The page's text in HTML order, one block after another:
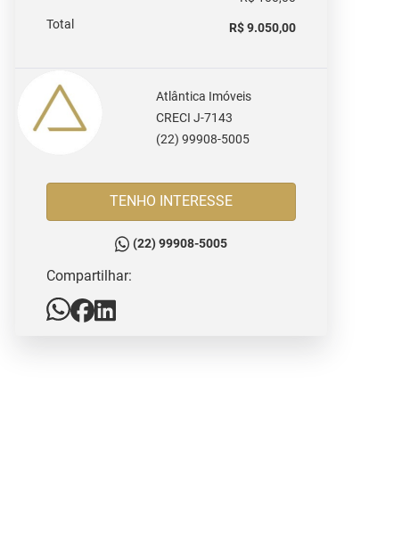
Total
R$ 9.050,00
Atlântica Imóveis
CRECI J-7143
(22) 99908-5005
TENHO INTERESSE
(22) 99908-5005
Compartilhar: